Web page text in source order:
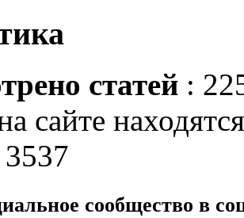
статей :
сайте
3537
сообщество в